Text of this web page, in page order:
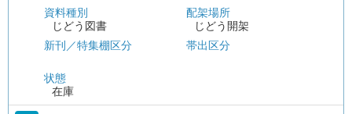
資料種別
じどう図書
新刊／特集棚区分
状態
在庫
配架場所
じどう開架
帯出区分